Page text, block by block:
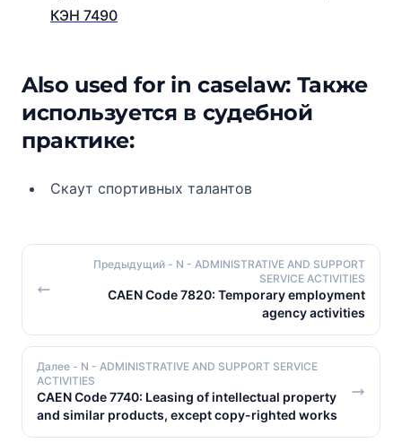
КЭН 7490
Also used for in caselaw: Также
используется в судебной
практике:
Скаут спортивных талантов
Предыдущий - N - ADMINISTRATIVE AND SUPPORT
SERVICE ACTIVITIES
CAEN Code 7820: Temporary employment
agency activities
Далее - N - ADMINISTRATIVE AND SUPPORT SERVICE
ACTIVITIES
CAEN Code 7740: Leasing of intellectual property
and similar products, except copy-righted works